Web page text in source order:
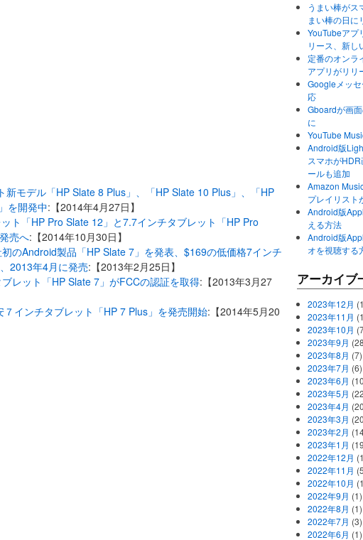
新モデル「HP Slate 8 Plus」、「HP Slate 10 Plus」、「HP
を開発中:【2014年4月27日】
ト「HP Pro Slate 12」と7.7インチタブレット「HP Pro
売へ:【2014年10月30日】
のAndroid製品「HP Slate 7」を発表、$169の低価格7インチ
2013年4月に発売:【2013年2月25日】
レット「HP Slate 7」がFCCの認証を取得:【2013年3月27
インチタブレット「HP 7 Plus」を発売開始:【2014年5月20
うまい棒がス
まい棒の日に
YouTubeアプ
リース、新し
定番のオンラ
アプリがリリ
Googleメッ
応
Gboardが画
に
YouTube
Android版
スマホが
ールも追加
Amazon
プレイリスト
Android版
える方法
Android版
オを視聴する
アーカイブ
2023年12月
2023年11月
2023年10月
2023年9月
2023年8月 (7)
2023年7月 (6)
2023年6月
2023年5月
2023年4月
2023年3月
2023年2月
2023年1月
2022年12月
2022年11月
2022年10月
2022年9月 (1)
2022年8月 (1)
2022年7月 (3)
2022年6月 (1)